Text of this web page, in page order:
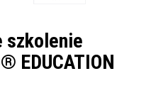
EDUCATION